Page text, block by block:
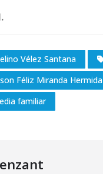
Vélez Santana
Féliz Miranda Hermida
familiar